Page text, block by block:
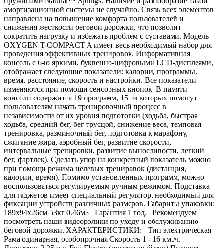
амортизационной системы не случайно. Связь всех элементов
направлена на повышение комфорта пользователей и
снижения жесткости беговой дорожки, что позволит
сократить нагрузку и избежать проблем с суставами. Модель
OXYGEN T-COMPACT A имеет весь необходимый набор для
проведения эффективных тренировок. Информативная
консоль с 6-ю яркими, буквенно-цифровыми LCD-дисплеями,
отображает следующие показатели: калории, программы,
время, расстояние, скорость и настройки. Все показатели
изменяются при помощи сенсорных кнопок. В памяти
консоли содержится 19 программ, 15 из которых помогут
пользователям начать тренировочный процесс в
независимости от их уровня подготовки (ходьба, быстрая
ходьба, средний бег, бег трусцой, снижение веса, темповая
тренировка, разминочный бег, подготовка к марафону,
сжигание жира, аэробный бег, развитие скорости,
интервальные тренировки, развитие выносливости, легкий
бег, фартлек). Сделать упор на конкретный показатель можно
при помощи режима целевых тренировок (дистанция,
калории, время). Помимо установленных программ, можно
воспользоваться регулируемым ручным режимом. Подставка
для гаджетов имеет специальный регулятор, необходимый для
фиксации устройств различных размеров. Габариты упаковки:
189х94х26см 53кг 0.46м3 Гарантия 1 год. Рекомендуем
посмотреть наши видеоролики по уходу и обслуживанию
беговой дорожки. ХАРАКТЕРИСТИКИ: Тип электрическая
Рама одинарная, особопрочная Скорость 1 - 16 км./ч.